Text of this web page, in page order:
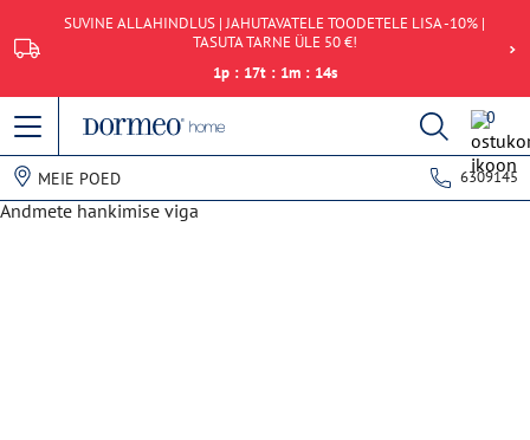
SUVINE ALLAHINDLUS | JAHUTAVATELE TOODETELE LISA -10% |
TASUTA TARNE ÜLE 50 €!
1p : 17t : 1m : 14s
0
MEIE POED 6309145
Andmete hankimise viga